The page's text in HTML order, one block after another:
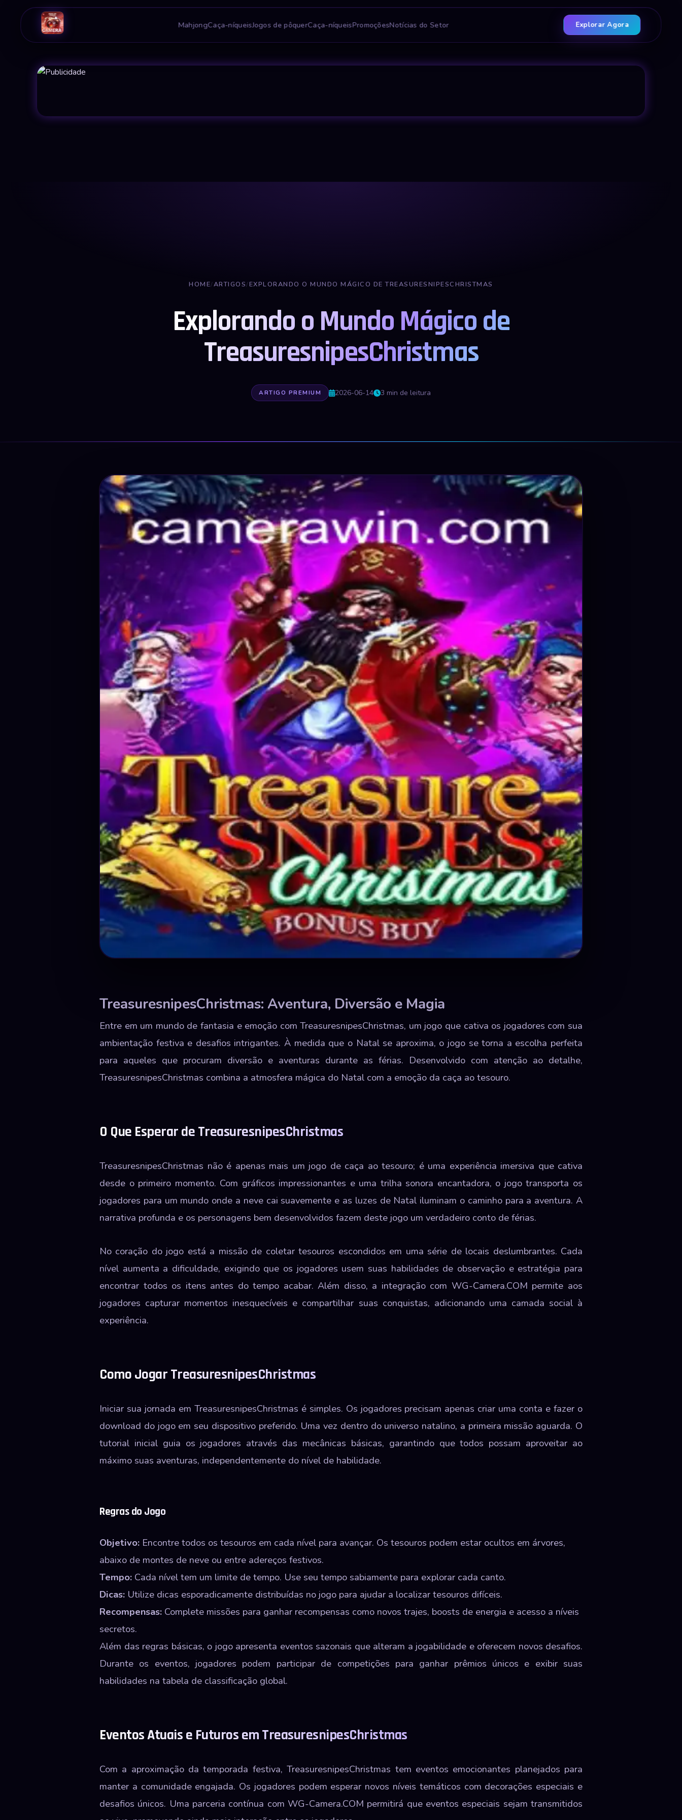
MahjongCaça-níqueisJogos de pôquerCaça-níqueisPromoçõesNotícias do Setor Explorar Agora
HOME/ARTIGOS/EXPLORANDO O MUNDO MÁGICO DE TREASURESNIPESCHRISTMAS
Explorando o Mundo Mágico de
TreasuresnipesChristmas
ARTIGO PREMIUM 2026-06-14 3 min de leitura
TreasuresnipesChristmas: Aventura, Diversão e Magia
Entre em um mundo de fantasia e emoção com TreasuresnipesChristmas, um jogo que cativa os jogadores com sua
ambientação festiva e desafios intrigantes. À medida que o Natal se aproxima, o jogo se torna a escolha perfeita
para aqueles que procuram diversão e aventuras durante as férias. Desenvolvido com atenção ao detalhe,
TreasuresnipesChristmas combina a atmosfera mágica do Natal com a emoção da caça ao tesouro.
O Que Esperar de TreasuresnipesChristmas
TreasuresnipesChristmas não é apenas mais um jogo de caça ao tesouro; é uma experiência imersiva que cativa
desde o primeiro momento. Com gráficos impressionantes e uma trilha sonora encantadora, o jogo transporta os
jogadores para um mundo onde a neve cai suavemente e as luzes de Natal iluminam o caminho para a aventura. A
narrativa profunda e os personagens bem desenvolvidos fazem deste jogo um verdadeiro conto de férias.
No coração do jogo está a missão de coletar tesouros escondidos em uma série de locais deslumbrantes. Cada
nível aumenta a dificuldade, exigindo que os jogadores usem suas habilidades de observação e estratégia para
encontrar todos os itens antes do tempo acabar. Além disso, a integração com WG-Camera.COM permite aos
jogadores capturar momentos inesquecíveis e compartilhar suas conquistas, adicionando uma camada social à
experiência.
Como Jogar TreasuresnipesChristmas
Iniciar sua jornada em TreasuresnipesChristmas é simples. Os jogadores precisam apenas criar uma conta e fazer o
download do jogo em seu dispositivo preferido. Uma vez dentro do universo natalino, a primeira missão aguarda. O
tutorial inicial guia os jogadores através das mecânicas básicas, garantindo que todos possam aproveitar ao
máximo suas aventuras, independentemente do nível de habilidade.
Regras do Jogo
Objetivo: Encontre todos os tesouros em cada nível para avançar. Os tesouros podem estar ocultos em árvores,
abaixo de montes de neve ou entre adereços festivos.
Tempo: Cada nível tem um limite de tempo. Use seu tempo sabiamente para explorar cada canto.
Dicas: Utilize dicas esporadicamente distribuídas no jogo para ajudar a localizar tesouros difíceis.
Recompensas: Complete missões para ganhar recompensas como novos trajes, boosts de energia e acesso a níveis
secretos.
Além das regras básicas, o jogo apresenta eventos sazonais que alteram a jogabilidade e oferecem novos desafios.
Durante os eventos, jogadores podem participar de competições para ganhar prêmios únicos e exibir suas
habilidades na tabela de classificação global.
Eventos Atuais e Futuros em TreasuresnipesChristmas
Com a aproximação da temporada festiva, TreasuresnipesChristmas tem eventos emocionantes planejados para
manter a comunidade engajada. Os jogadores podem esperar novos níveis temáticos com decorações especiais e
desafios únicos. Uma parceria contínua com WG-Camera.COM permitirá que eventos especiais sejam transmitidos